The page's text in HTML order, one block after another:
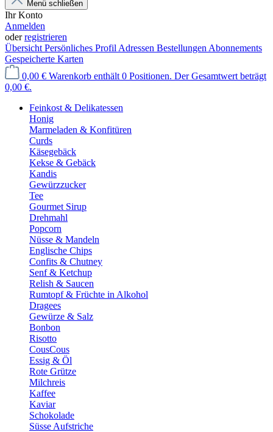
Menü schließen
Ihr Konto
Anmelden
oderregistrieren
Übersicht Persönliches Profil Adressen Bestellungen Abonnements
Gespeicherte Karten
0,00 € Warenkorb enthält 0 Positionen. Der Gesamtwert beträgt
0,00 €.
Feinkost & Delikatessen
Honig
Marmeladen & Konfitüren
Curds
Käsegebäck
Kekse & Gebäck
Kandis
Gewürzzucker
Tee
Gourmet Sirup
Drehmahl
Popcorn
Nüsse & Mandeln
Englische Chips
Confits & Chutney
Senf & Ketchup
Relish & Saucen
Rumtopf & Früchte in Alkohol
Dragees
Gewürze & Salz
Bonbon
Risotto
CousCous
Essig & Öl
Rote Grütze
Milchreis
Kaffee
Kaviar
Schokolade
Süsse Aufstriche